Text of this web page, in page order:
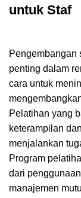
untuk Staf
Pengembangan
penting dalam
cara untuk
Pelatihan yang
keterampilan
menjalankan
Program
dari
manajemen